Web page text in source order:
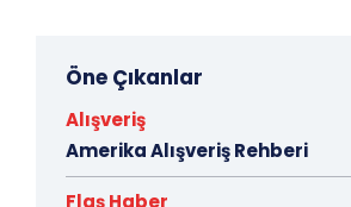
Öne Çıkanlar
Alışveriş
Amerika Alışveriş Rehberi
Flaş Haber